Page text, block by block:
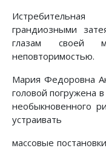
грандиозными
глазам своей
неповторимостью.
Мария Федоровна
головой погружена
необыкновенного
устраивать
массовые